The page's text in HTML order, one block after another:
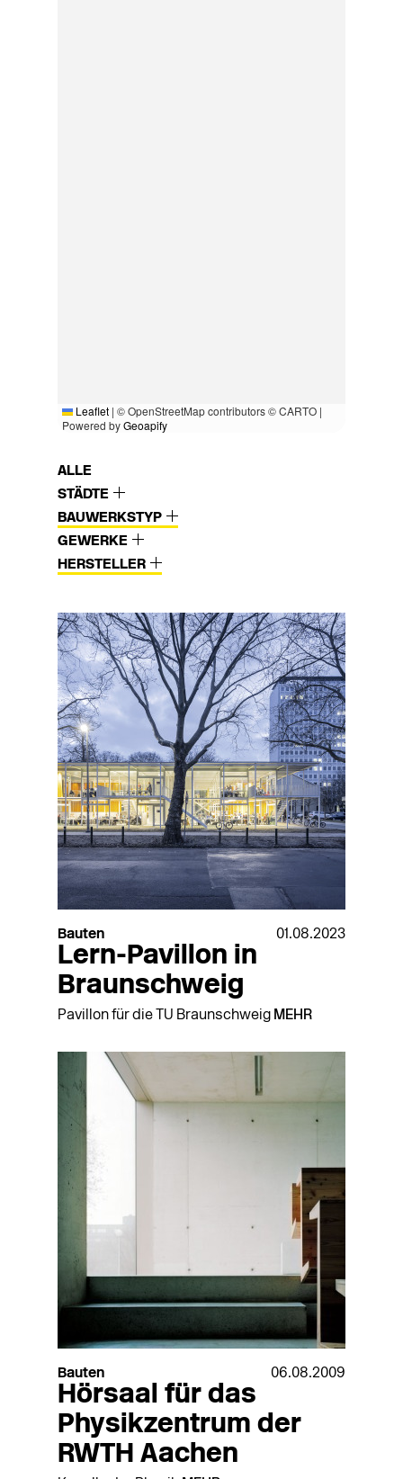
Leaflet | © OpenStreetMap contributors © CARTO |
Powered byGeoapify
ALLE
STÄDTE
BAUWERKSTYP
GEWERKE
HERSTELLER
Bauten 01.08.2023
Lern-Pavillon in
Braunschweig
Pavillon für die TU Braunschweig MEHR
Bauten 06.08.2009
Hörsaal für das
Physikzentrum der
RWTH Aachen